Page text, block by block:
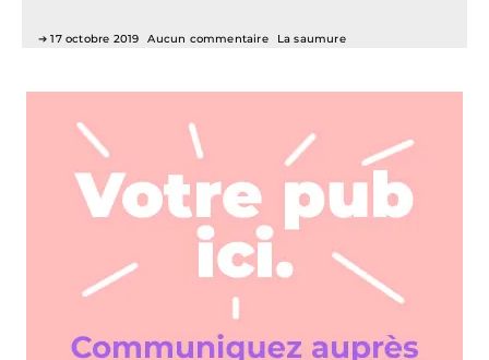
17 octobre 2019 Aucun commentaire La saumure